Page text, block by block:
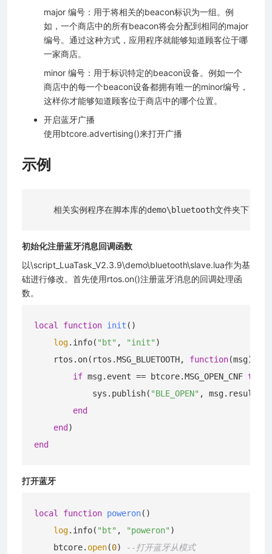
major 编号：用于将相关的beacon标识为一组。例
如，一个商店中的所有beacon将会分配到相同的major
编号。通过这种方式，应用程序就能够知道顾客位于哪
一家商店。
minor 编号：用于标识特定的beacon设备。例如一个
商店中的每一个beacon设备都拥有唯一的minor编号，
这样你才能够知道顾客位于商店中的哪个位置。
开启蓝牙广播
使用btcore.advertising()来打开广播
示例
初始化注册蓝牙消息回调函数
以\script_LuaTask_V2.3.9\demo\bluetooth\slave.lua作为基
础进行修改。首先使用rtos.on()注册蓝牙消息的回调处理函
数。
local function init ()
log.info( "bt" , "init" )
    rtos.on(rtos.MSG_BLUETOOTH,
function(msg)
if msg.event == btcore.MSG_OPEN_CNF then
            sys.publish(
"BLE_OPEN" , msg.result)
end
end
end
打开蓝牙
local function poweron()
log.info( "bt" , "poweron" )
    btcore.
open(0)
--打开蓝牙从模式